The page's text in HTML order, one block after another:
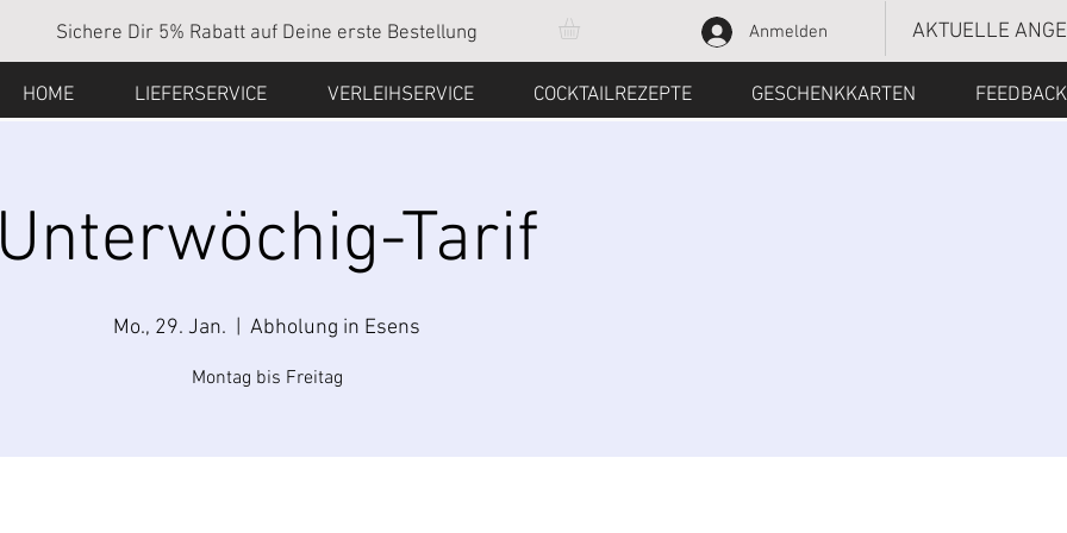
Sichere Dir 5% Rabatt auf Deine erste Bestellung Anmelden AKTUELLE
HOME LIEFERSERVICE VERLEIHSERVICE COCKTAILREZEPTE GESCHENKKARTEN FEEDBACK
Unterwöchig-Tarif
Mo., 29. Jan. Abholung in Esens
Montag bis Freitag